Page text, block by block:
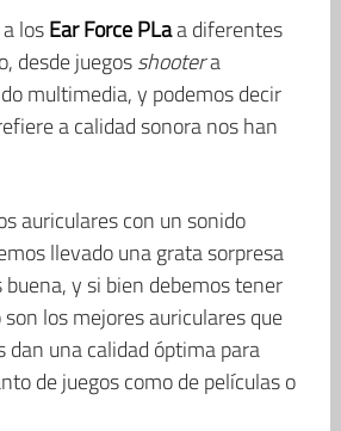
losEar Force PLaa diferentes
desde juegosshootera
multimedia, y podemos decir
a calidad sonora nos han
auriculares con un sonido
llevado una grata sorpresa
buena, y si bien debemos tener
los mejores auriculares que
dan una calidad óptima para
de juegos como de películas o